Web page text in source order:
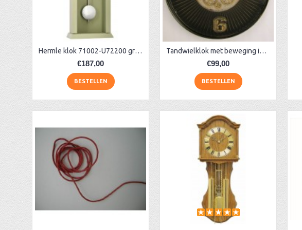
Hermle klok 71002-U72200 groen
€187,00
BESTELLEN
Tandwielklok met beweging in de wijzerplaat
€99,00
BESTELLEN